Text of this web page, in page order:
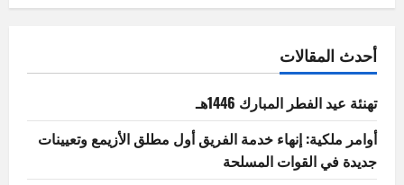
أحدث المقالات
تهنئة عيد الفطر المبارك 1446هـ
أوامر ملكية: إنهاء خدمة الفريق أول مطلق الأزيمع وتعيينات
جديدة في القوات المسلحة